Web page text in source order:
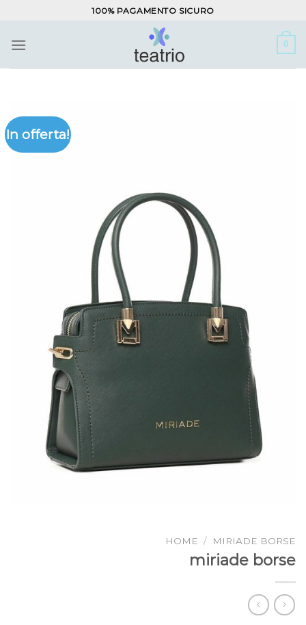
contenuti
100% PAGAMENTO SICURO
0
In offerta!
HOME / MIRIADE BORSE
miriade borse